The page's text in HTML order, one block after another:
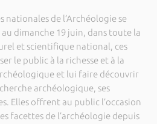
nationales de l’Archéologie se
dimanche 19 juin, dans toute la
et scientifique national, ces
le public à la richesse et à la
et lui faire découvrir
archéologique, ses
Elles offrent au public l’occasion
facettes de l’archéologie depuis